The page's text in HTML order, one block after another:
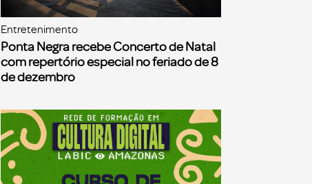
Entretenimento
Ponta Negra recebe Concerto de Natal
com repertório especial no feriado de 8
de dezembro